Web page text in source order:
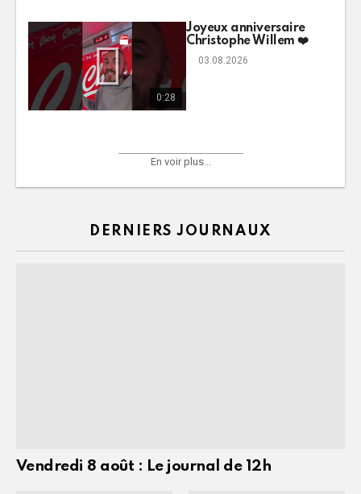
0:28
Joyeux anniversaire
Christophe Willem ❤️
03.08.2026
En voir plus...
DERNIERS JOURNAUX
Vendredi 8 août : Le journal de 12h